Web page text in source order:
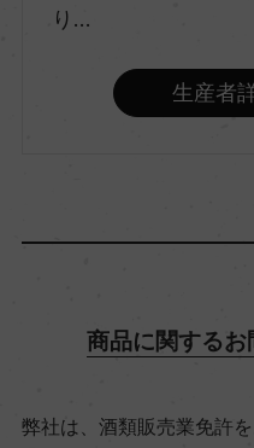
モナストレル 100%
アルコール度数
ビオ情報・認証機関
り...
生産者
商品に関する
弊社は、酒類販売業免許